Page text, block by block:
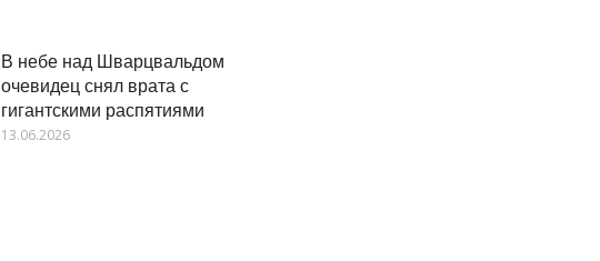
В небе над Шварцвальдом
очевидец снял врата с
гигантскими распятиями
13.06.2026